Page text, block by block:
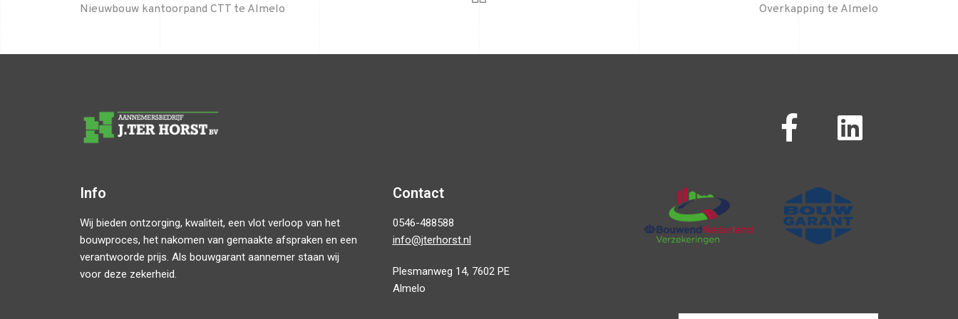
Nieuwbouw kantoorpand CTT te Almelo Overkapping te Almelo
Info
Wij bieden ontzorging, kwaliteit, een vlot verloop van het
bouwproces, het nakomen van gemaakte afspraken en een
verantwoorde prijs. Als bouwgarant aannemer staan wij
voor deze zekerheid.
Contact
0546-488588
info@jterhorst.nl
Plesmanweg 14, 7602 PE
Almelo